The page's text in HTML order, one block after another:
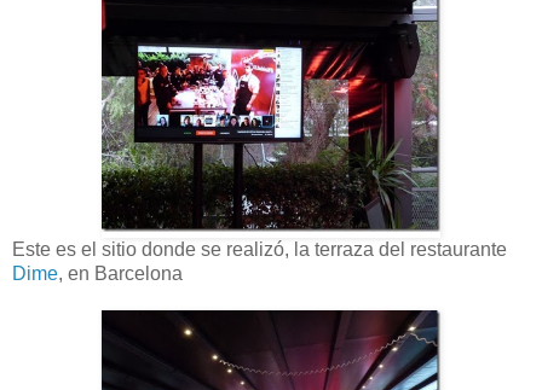
Este es el sitio donde se realizó, la terraza del restaurante
Dime, en Barcelona